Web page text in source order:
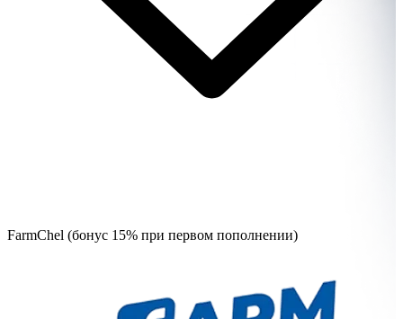
FarmChel (бонус 15% при первом пополнении)